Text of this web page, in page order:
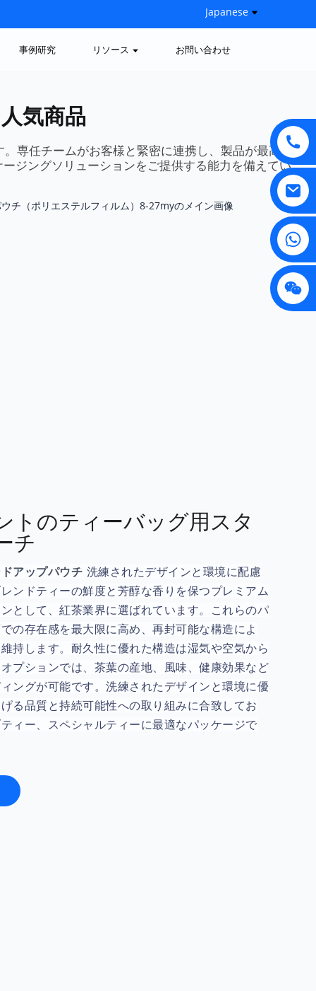
Japanese
事例研究 リソース お問い合わせ
気商品
専任チームがお客様と緊密に連携し、製品が最高
ジングソリューションをご提供する能力を備えてい
トのティーバッグ用スタ
チ
アップパウチ 洗練されたデザインと環境に配慮
ンドティーの鮮度と芳醇な香りを保つプレミアム
として、紅茶業界に選ばれています。これらのパ
の存在感を最大限に高め、再封可能な構造によ
持します。耐久性に優れた構造は湿気や空気から
プションでは、茶葉の産地、風味、健康効果など
ングが可能です。洗練されたデザインと環境に優
る品質と持続可能性への取り組みに合致してお
ィー、スペシャルティーに最適なパッケージで